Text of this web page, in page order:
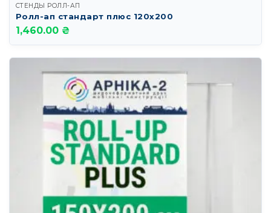
СТЕНДЫ РОЛЛ-АП
Ролл-ап стандарт плюс 120х200
1,460.00 ₴